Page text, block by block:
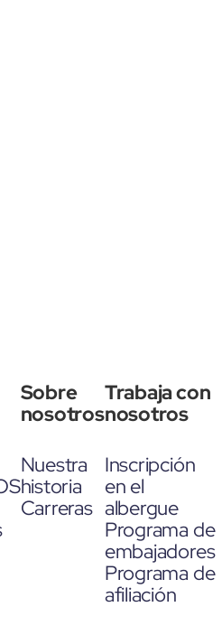
Sobre
nosotros
Nuestra
historia
Carreras
Trabaja con
nosotros
Inscripción
en el
albergue
Programa de
embajadores
Programa de
afiliación